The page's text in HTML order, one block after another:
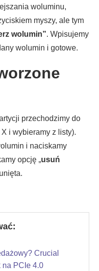
woluminu,
myszy, ale tym
wolumin”. Wpisujemy
wolumin i gotowe.
przechodzimy do
X i wybieramy z listy).
i naciskamy
opcję „usuń
Crucial
na PCIe 4.0